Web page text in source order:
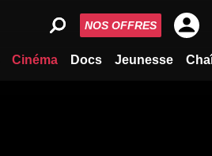
Cinéma Docs Jeunesse
NOS OFFRES